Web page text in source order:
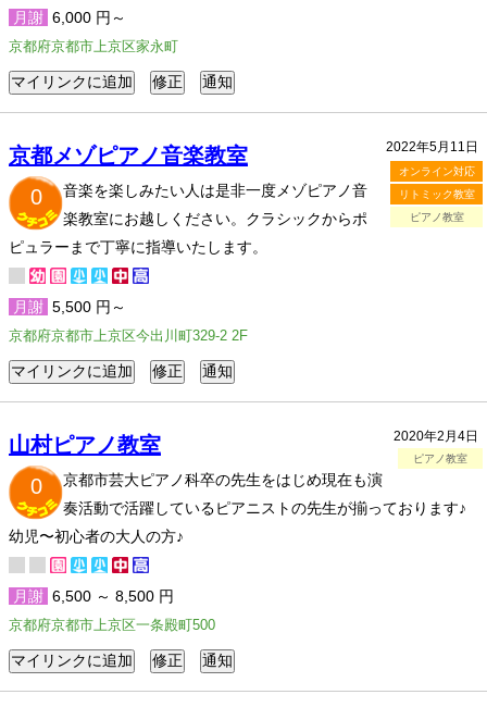
月謝 6,000 円～
京都府京都市上京区家永町
2022年5月11日
オンライン対応
リトミック教室
ピアノ教室
京都メゾピアノ音楽教室
0
音楽を楽しみたい人は是非一度メゾピアノ音
楽教室にお越しください。クラシックからポ
ピュラーまで丁寧に指導いたします。
月謝 5,500 円～
京都府京都市上京区今出川町329-2 2F
2020年2月4日
ピアノ教室
山村ピアノ教室
0
京都市芸大ピアノ科卒の先生をはじめ現在も演
奏活動で活躍しているピアニストの先生が揃っております♪
幼児〜初心者の大人の方♪
月謝 6,500 ～ 8,500 円
京都府京都市上京区一条殿町500